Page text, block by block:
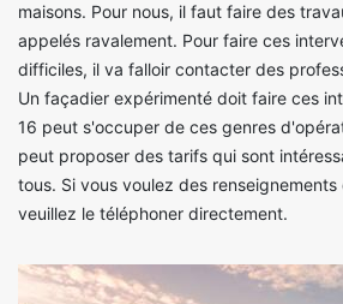
maisons. Pour nous, il faut faire des
appelés ravalement. Pour faire ces
difficiles, il va falloir contacter des
Un façadier expérimenté doit faire ces
16 peut s'occuper de ces genres
peut proposer des tarifs qui sont
tous. Si vous voulez des
veuillez le téléphoner directement.